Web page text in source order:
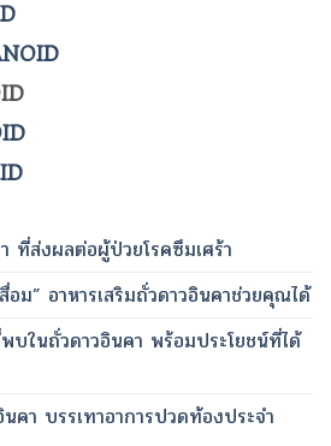
ที่ส่งผลต่อผู้ป่วยโรคซึมเศร้า
อม” อาหารเสริมถั่วดาวอินคาช่วยคุณได้
บในถั่วดาวอินคา พร้อมประโยชน์ที่ได้
คา บรรเทาอาการปวดท้องประจำ